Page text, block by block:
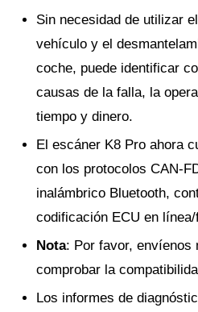
Sin necesidad de utilizar
vehículo y el
coche, puede identificar
causas de la falla, la
tiempo y dinero.
El escáner K8 Pro ahora
con los protocolos CAN-
inalámbrico Bluetooth,
codificación ECU en
Nota: Por favor, envíenos
comprobar la
Los informes de